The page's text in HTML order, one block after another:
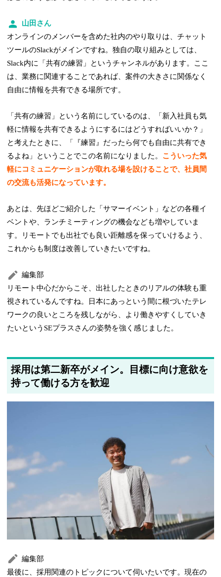
山田さん
オンラインのメンバーを含めた社内のやり取りは、チャット
ツールのSlackがメインですね。独自の取り組みとしては、
Slack内に「共有の練習」というチャンネルがあります。ここ
は、業務に関連することであれば、案件の大きさに関係なく
自由に情報を共有できる場所です。
「共有の練習」という名前にしているのは、「新入社員も気
軽に情報を共有できるようにするにはどうすればいいか？」
と考えたときに、「『練習』だったら何でも自由に共有でき
るよね」ということでこの名前になりました。 こういった気
軽にコミュニケーションが取れる場を設けることで、社員間
の交流も活発になっています。
あとは、先ほどご紹介した「サマーイベント」などの各種イ
ベントや、ランチミーティングの機会なども増やしていま
す。リモートでも出社でも良い距離感を保っていけるよう、
これからも制度は改善していきたいですね。
編集部
リモート中心だからこそ、出社したときのリアルの体験も重
視されているんですね。日本にあっという間に根づいたテレ
ワークの良いところを残しながら、より働きやすくしていき
たいというSEプラスさんの姿勢を強く感じました。
採用は第二新卒がメイン。目標に向け意欲を
持って働ける方を歓迎
編集部
最後に、採用関連のトピックについて伺いたいです。現在の